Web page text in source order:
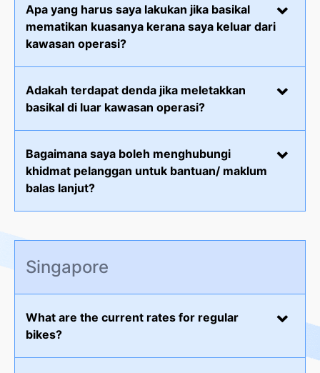
Apa yang harus saya lakukan jika basikal
mematikan kuasanya kerana saya keluar dari
kawasan operasi?
Adakah terdapat denda jika meletakkan
basikal di luar kawasan operasi?
Bagaimana saya boleh menghubungi
khidmat pelanggan untuk bantuan/ maklum
balas lanjut?
Singapore
What are the current rates for regular
bikes?